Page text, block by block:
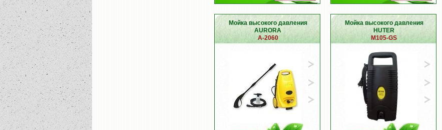
Мойка высокого давления
AURORA
A-2060
Мойка высокого давления
HUTER
M105-GS